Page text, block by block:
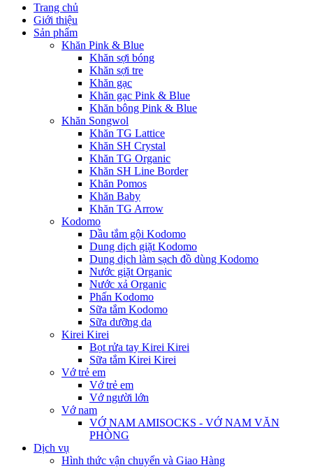
Trang chủ
Giới thiệu
Sản phẩm
Khăn Pink & Blue
Khăn sợi bóng
Khăn sợi tre
Khăn gạc
Khăn gạc Pink & Blue
Khăn bông Pink & Blue
Khăn Songwol
Khăn TG Lattice
Khăn SH Crystal
Khăn TG Organic
Khăn SH Line Border
Khăn Pomos
Khăn Baby
Khăn TG Arrow
Kodomo
Dầu tắm gội Kodomo
Dung dịch giặt Kodomo
Dung dịch làm sạch đồ dùng Kodomo
Nước giặt Organic
Nước xả Organic
Phấn Kodomo
Sữa tắm Kodomo
Sữa dưỡng da
Kirei Kirei
Bọt rửa tay Kirei Kirei
Sữa tắm Kirei Kirei
Vớ trẻ em
Vớ trẻ em
Vớ người lớn
Vớ nam
VỚ NAM AMISOCKS - VỚ NAM VĂN
PHÒNG
Dịch vụ
Hình thức vận chuyển và Giao Hàng